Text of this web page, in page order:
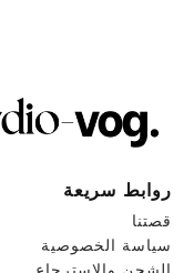
روابط سريعة
قصتنا
سياسة الخصوصية